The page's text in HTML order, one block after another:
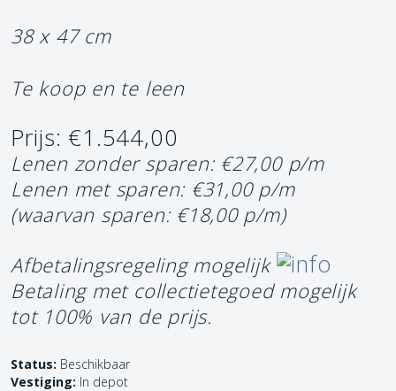
38 x 47 cm
Te koop en te leen
Prijs: €1.544,00
Lenen zonder sparen: €27,00 p/m
Lenen met sparen: €31,00 p/m
(waarvan sparen: €18,00 p/m)
Afbetalingsregeling mogelijk
Betaling met collectietegoed mogelijk
tot 100% van de prijs.
Status: Beschikbaar
Vestiging: In depot